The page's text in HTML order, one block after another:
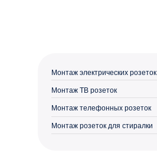
Монтаж электрических розеток
Монтаж ТВ розеток
Монтаж телефонных розеток
Монтаж розеток для стиралки